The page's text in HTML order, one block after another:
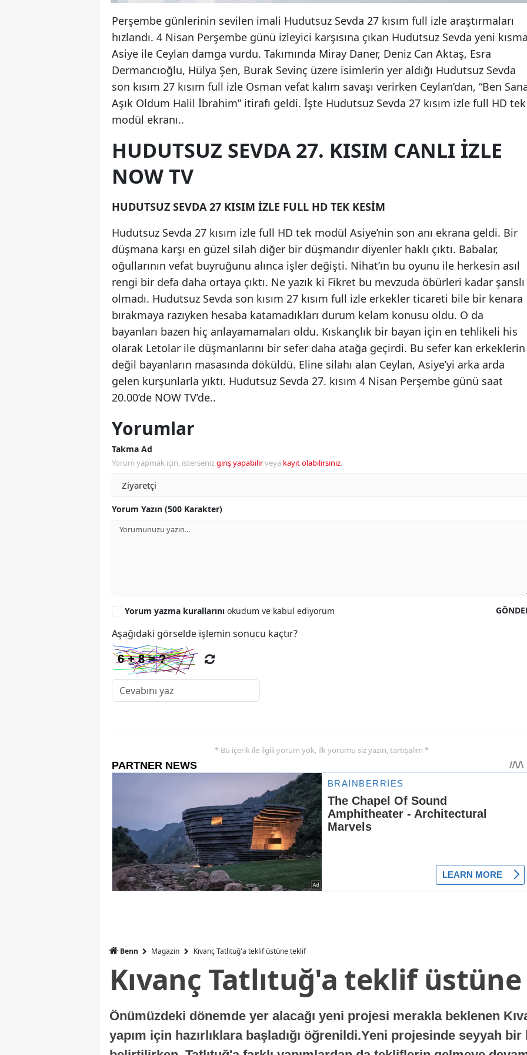
Perşembe günlerinin sevilen imali Hudutsuz Sevda 27 kısım full izle araştırmaları
hızlandı. 4 Nisan Perşembe günü izleyici karşısına çıkan Hudutsuz Sevda yeni
Asiye ile Ceylan damga vurdu. Takımında Miray Daner, Deniz Can Aktaş, Esra
Dermancıoğlu, Hülya Şen, Burak Sevinç üzere isimlerin yer aldığı Hudutsuz Sevda
son kısım 27 kısım full izle Osman vefat kalım savaşı verirken Ceylan’dan, “Ben
Aşık Oldum Halil İbrahim” itirafı geldi. İşte Hudutsuz Sevda 27 kısım izle full HD tek
modül ekranı..
HUDUTSUZ SEVDA 27. KISIM CANLI İZLE
NOW TV
HUDUTSUZ SEVDA 27 KISIM İZLE FULL HD TEK KESİM
Hudutsuz Sevda 27 kısım izle full HD tek modül Asiye’nin son anı ekrana geldi. Bir
düşmana karşı en güzel silah diğer bir düşmandır diyenler haklı çıktı. Babalar,
oğullarının vefat buyruğunu alınca işler değişti. Nihat’ın bu oyunu ile herkesin asıl
rengi bir defa daha ortaya çıktı. Ne yazık ki Fikret bu mevzuda öbürleri kadar şanslı
olmadı. Hudutsuz Sevda son kısım 27 kısım full izle erkekler ticareti bile bir kenara
bırakmaya razıyken hesaba katamadıkları durum kelam konusu oldu. O da
bayanları bazen hiç anlayamamaları oldu. Kıskançlık bir bayan için en tehlikeli his
olarak Letolar ile düşmanlarını bir sefer daha atağa geçirdi. Bu sefer kan erkeklerin
değil bayanların masasında döküldü. Eline silahı alan Ceylan, Asiye’yi arka arda
gelen kurşunlarla yıktı. Hudutsuz Sevda 27. kısım 4 Nisan Perşembe günü saat
20.00’de NOW TV’de..
Yorumlar
Takma Ad
Yorum yapmak için, istersenizgiriş yapabilirveya kayıt olabilirsiniz.
Yorum Yazın (500 Karakter)
Yorum yazma kurallarını okudum ve kabul ediyorum
Aşağıdaki görselde işlemin sonucu kaçtır?
* Bu içerik ile ilgili yorum yok, ilk yorumu siz yazın, tartışalım *
Benn Magazin Kıvanç Tatlıtuğ'a teklif üstüne teklif
Kıvanç Tatlıtuğ'a teklif
Önümüzdeki dönemde yer alacağı yeni projesi merakla beklenen
yapım için hazırlıklara başladığı öğrenildi.Yeni projesinde seyyah